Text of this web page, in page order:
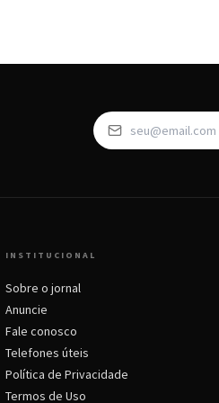
INSTITUCIONAL
Sobre o jornal
Anuncie
Fale conosco
Telefones úteis
Política de Privacidade
Termos de Uso